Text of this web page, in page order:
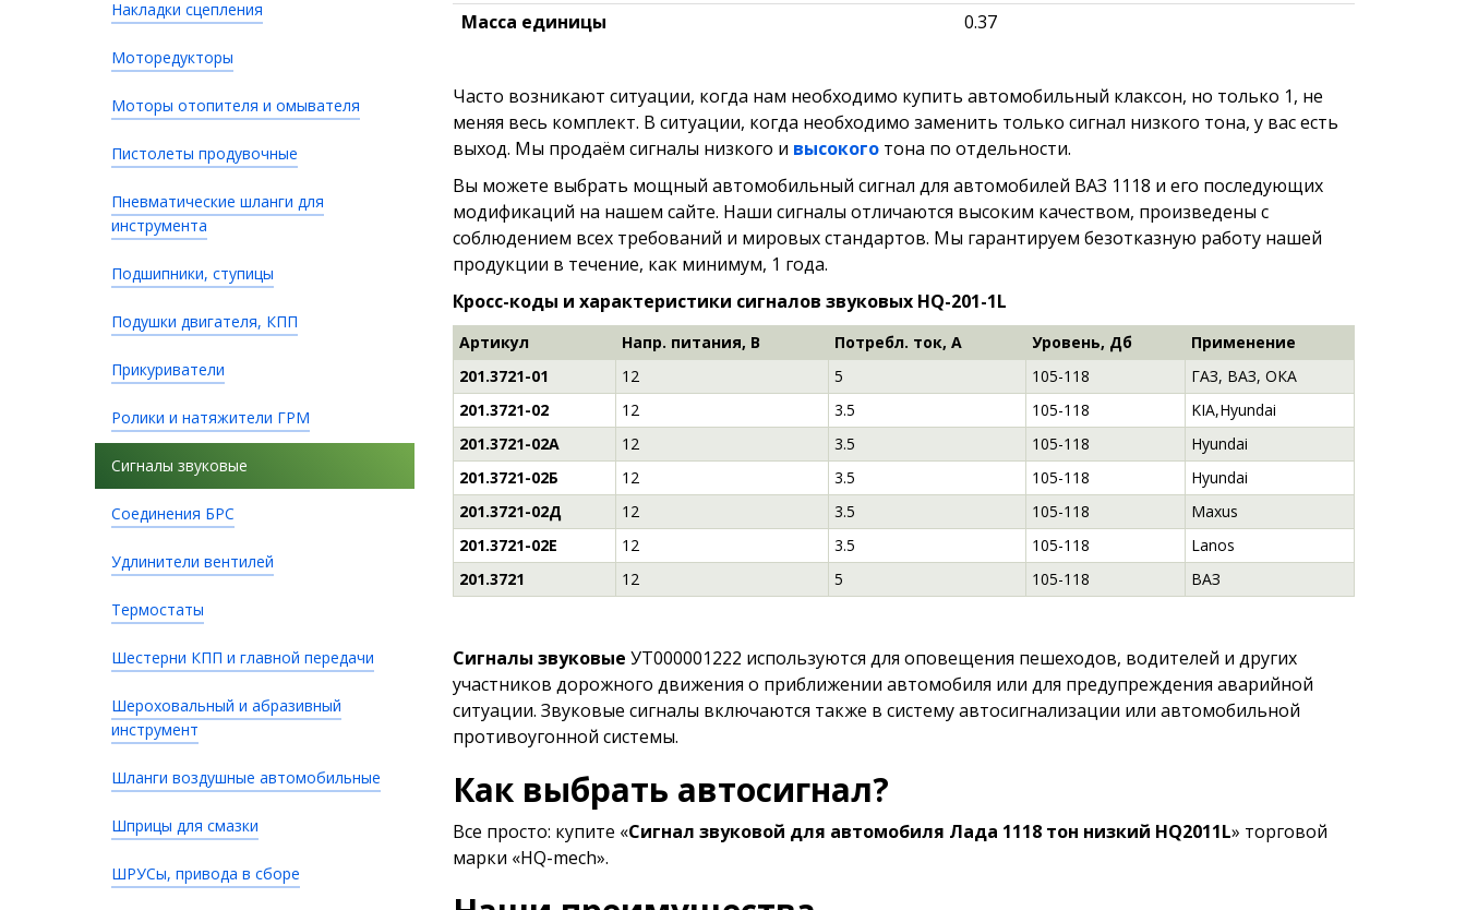
Накладки сцепления
Моторедукторы
Моторы отопителя и омывателя
Пистолеты продувочные
Пневматические шланги для
инструмента
Подшипники, ступицы
Подушки двигателя, КПП
Прикуриватели
Ролики и натяжители ГРМ
Сигналы звуковые
Соединения БРС
Удлинители вентилей
Термостаты
Шестерни КПП и главной передачи
Шероховальный и абразивный
инструмент
Шланги воздушные автомобильные
Шприцы для смазки
ШРУСы, привода в сборе
Масса единицы
0.37
Часто возникают ситуации, когда нам необходимо купить автомобильный клаксон, но только 1, не
меняя весь комплект. В ситуации, когда необходимо заменить только сигнал низкого тона, у вас есть
выход. Мы продаём сигналы низкого и высокоготона по отдельности.
Вы можете выбрать мощный автомобильный сигнал для автомобилей ВАЗ 1118 и его последующих
модификаций на нашем сайте. Наши сигналы отличаются высоким качеством, произведены с
соблюдением всех требований и мировых стандартов. Мы гарантируем безотказную работу нашей
продукции в течение, как минимум, 1 года.
Кросс-коды и характеристики сигналов звуковых HQ-201-1L
Артикул Напр. питания, В Потребл. ток, А Уровень, Дб
Применение
201.3721-01
12 5 105-118
ГАЗ, ВАЗ, ОКА
201.3721-02
12 3.5 105-118
KIA,Hyundai
201.3721-02А
12 3.5 105-118
Hyundai
201.3721-02Б
12 3.5 105-118
Hyundai
201.3721-02Д
12 3.5 105-118
Maxus
201.3721-02Е
12 3.5 105-118
Lanos
201.3721
12 5 105-118 ВАЗ
Сигналы звуковые УТ000001222 используются для оповещения пешеходов, водителей и других
участников дорожного движения о приближении автомобиля или для предупреждения аварийной
ситуации. Звуковые сигналы включаются также в систему автосигнализации или автомобильной
противоугонной системы.
Как выбрать автосигнал?
Все просто: купите «Сигнал звуковой для автомобиля Лада 1118 тон низкий HQ2011L» торговой
марки «HQ-mech».